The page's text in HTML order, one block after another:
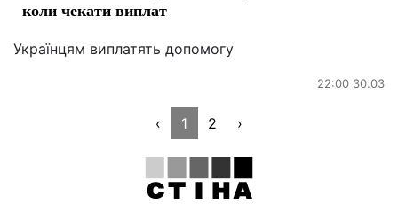
коли чекати виплат
Українцям виплатять допомогу
22:00 30.03
‹ 1 2 ›